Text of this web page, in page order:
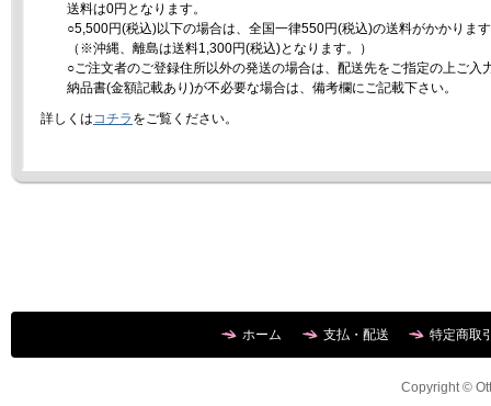
送料は0円となります。
○5,500円(税込)以下の場合は、全国一律550円(税込)の送料がかかりま
（※沖縄、離島は送料1,300円(税込)となります。）
○ご注文者のご登録住所以外の発送の場合は、配送先をご指定の上ご入
納品書(金額記載あり)が不必要な場合は、備考欄にご記載下さい。
詳しくはコチラ をご覧ください。
ホーム 支払・配送 特定商取
Copyright ©